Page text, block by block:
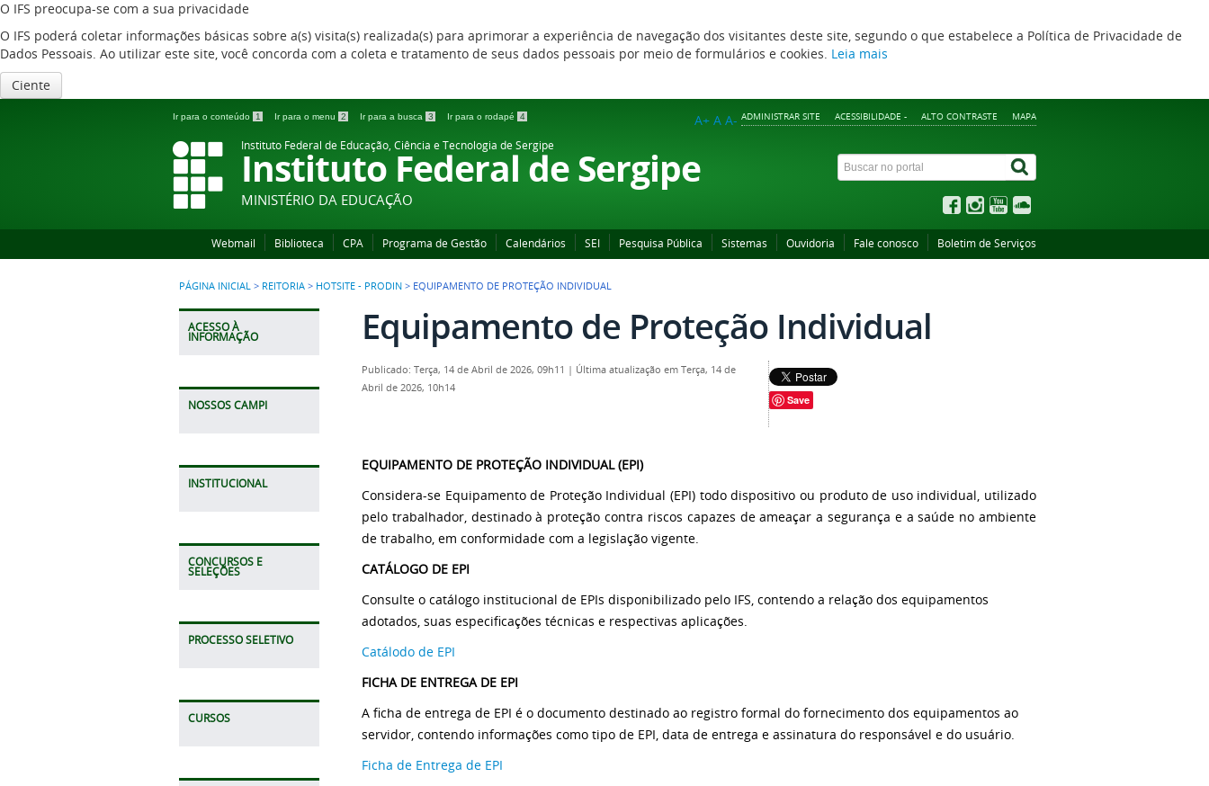
O IFS preocupa-se com a sua privacidade
O IFS poderá coletar informações básicas sobre a(s) visita(s) realizada(s) para aprimorar a experiência de navegação dos visitantes deste site, segundo o que estabelece a Política de Privacidade de
Dados Pessoais. Ao utilizar este site, você concorda com a coleta e tratamento de seus dados pessoais por meio de formulários e cookies. Leia mais
Ciente
Ir para o conteúdo 1 Ir para o menu 2 Ir para a busca 3 Ir para o rodapé 4 ADMINISTRAR SITE ACESSIBILIDADE - ALTO CONTRASTE MAPA
A+ A A-
Instituto Federal de Educação, Ciência e Tecnologia de Sergipe
Instituto Federal de Sergipe
MINISTÉRIO DA EDUCAÇÃO
Webmail Biblioteca CPA Programa de Gestão Calendários SEI Pesquisa Pública Sistemas Ouvidoria Fale conosco Boletim de Serviços
PÁGINA INICIAL > REITORIA > HOTSITE - PRODIN > EQUIPAMENTO DE PROTEÇÃO INDIVIDUAL
ACESSO À
INFORMAÇÃO
NOSSOS CAMPI
INSTITUCIONAL
CONCURSOS E
SELEÇÕES
PROCESSO SELETIVO
CURSOS
Equipamento de Proteção Individual
Publicado: Terça, 14 de Abril de 2026, 09h11 | Última atualização em Terça, 14 de
Abril de 2026, 10h14
Save
EQUIPAMENTO DE PROTEÇÃO INDIVIDUAL (EPI)
Considera-se Equipamento de Proteção Individual (EPI) todo dispositivo ou produto de uso individual, utilizado
pelo trabalhador, destinado à proteção contra riscos capazes de ameaçar a segurança e a saúde no ambiente
de trabalho, em conformidade com a legislação vigente.
CATÁLOGO DE EPI
Consulte o catálogo institucional de EPIs disponibilizado pelo IFS, contendo a relação dos equipamentos
adotados, suas especificações técnicas e respectivas aplicações.
Catálodo de EPI
FICHA DE ENTREGA DE EPI
A ficha de entrega de EPI é o documento destinado ao registro formal do fornecimento dos equipamentos ao
servidor, contendo informações como tipo de EPI, data de entrega e assinatura do responsável e do usuário.
Ficha de Entrega de EPI